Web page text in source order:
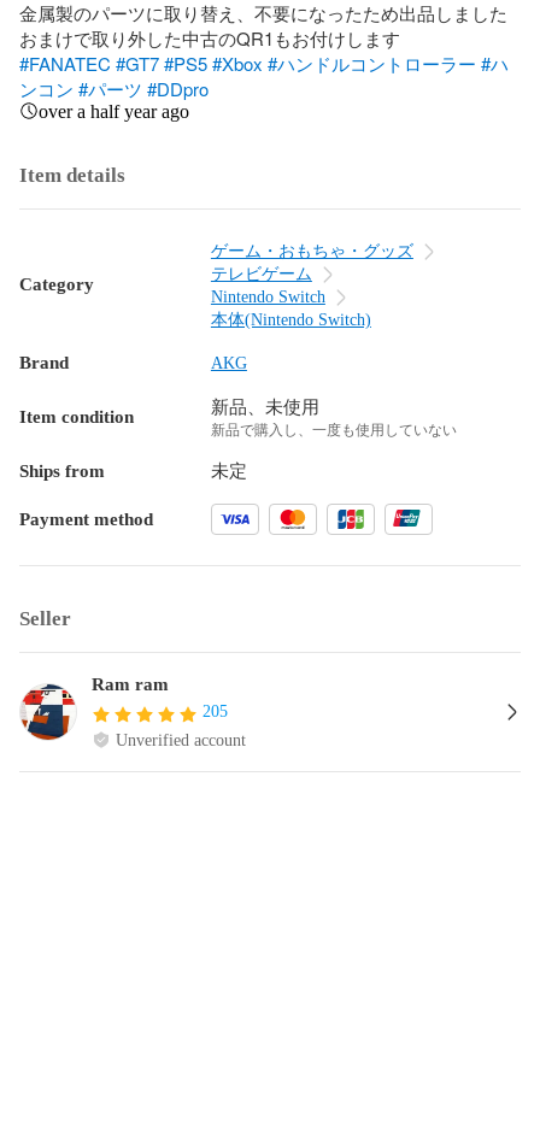
金属製のパーツに取り替え、不要になったため出品しました
#FANATEC #GT7#PS5#Xbox #ハンドルコントローラー #ハ
ンコン #パーツ #DDpro
over a half year ago
Item details
Category
ゲーム・おもちゃ・グッズ
テレビゲーム
Nintendo Switch
本体(Nintendo Switch)
Brand AKG
Item condition 新品、未使用
新品で購入し、一度も使用していない
Ships from 未定
Payment method
Seller
Ram ram
205
Unverified account